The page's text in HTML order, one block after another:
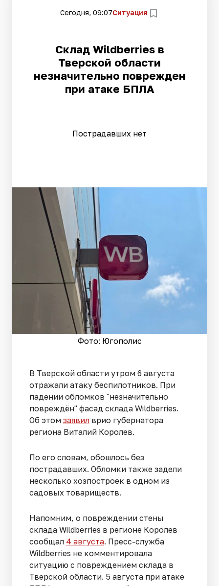
Сегодня, 09:07Ситуация
Склад Wildberries в
Тверской области
незначительно поврежден
при атаке БПЛА
Пострадавших нет
Фото: Югополис
В Тверской области утром 6 августа
отражали атаку беспилотников. При
падении обломков "незначительно
повреждён" фасад склада Wildberries.
Об этом заявил врио губернатора
региона Виталий Королев.
По его словам, обошлось без
пострадавших. Обломки также задели
несколько хозпостроек в одном из
садовых товариществ.
Напомним, о повреждении стены
склада Wildberries в регионе Королев
сообщал 4 августа. Пресс-служба
Wildberries не комментировала
ситуацию с повреждением склада в
Тверской области. 5 августа при атаке